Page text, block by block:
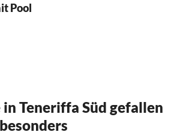
Pool
Teneriffa Süd gefallen